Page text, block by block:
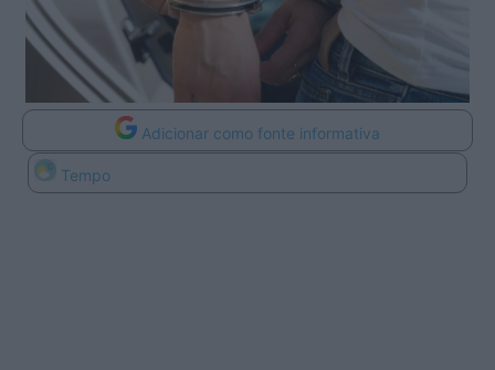
Adicionar como fonte informativa
Tempo